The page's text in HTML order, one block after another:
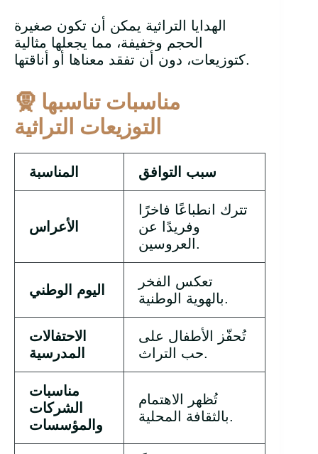
الهدايا التراثية يمكن أن تكون صغيرة
الحجم وخفيفة، مما يجعلها مثالية
كتوزيعات، دون أن تفقد معناها أو أناقتها.
🧕 مناسبات تناسبها
التوزيعات التراثية
المناسبة سبب التوافق
الأعراس
تترك انطباعًا فاخرًا
وفريدًا عن
العروسين.
اليوم الوطني
تعكس الفخر
بالهوية الوطنية.
الاحتفالات
المدرسية
تُحفّز الأطفال على
حب التراث.
مناسبات
الشركات
والمؤسسات
تُظهر الاهتمام
بالثقافة المحلية.